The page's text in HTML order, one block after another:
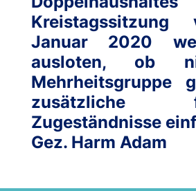
Januar 2020
ausloten, ob
Mehrheitsgruppe
zusätzliche
Zugeständnisse
Gez. Harm Adam